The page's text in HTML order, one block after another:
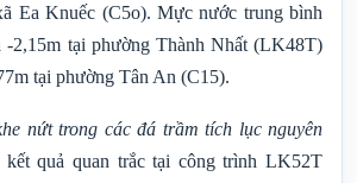
Ea Knuếc (C5o). Mực nước trung bình
-2,15m tại phường Thành Nhất (LK48T)
tại phường Tân An (C15).
nứt trong các đá trầm tích lục nguyên
kết quả quan trắc tại công trình LK52T